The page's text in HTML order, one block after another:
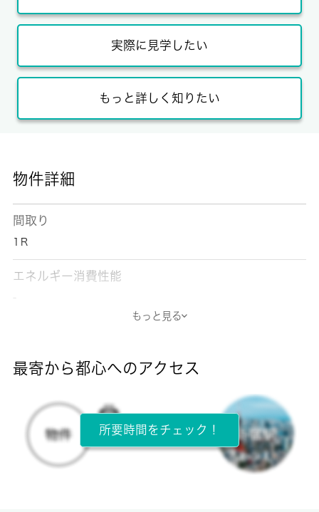
実際に見学したい
もっと詳しく知りたい
物件詳細
間取り
1Ｒ
エネルギー消費性能
-
所在階
2階 / 2階建
もっと見る
最寄から都心へのアクセス
所要時間をチェック！